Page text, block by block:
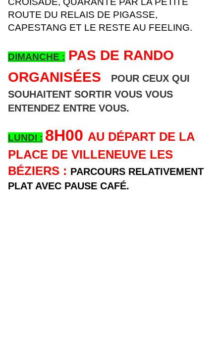
ROUTE DU RELAIS DE PIGASSE,
CAPESTANG ET LE RESTE AU FEELING.
DIMANCHE : PAS DE RANDO
ORGANISÉES
POUR CEUX QUI
SOUHAITENT SORTIR VOUS VOUS
ENTENDEZ ENTRE VOUS.
LUNDI : 8H00 AU DÉPART DE LA
PLACE DE VILLENEUVE LES
BÉZIERS : PARCOURS RELATIVEMENT
PLAT AVEC PAUSE CAFÉ.